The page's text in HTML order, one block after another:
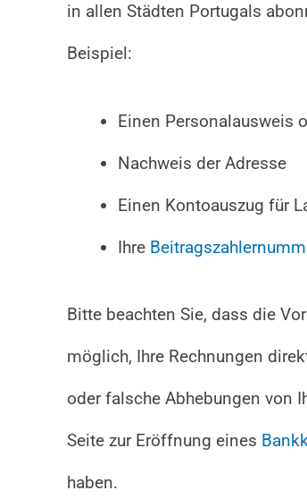
in allen Städten Portugals
Beispiel:
Einen Personalausweis
Nachweis der Adresse
Einen Kontoauszug für
Ihre
Bitte beachten Sie, dass die
möglich, Ihre Rechnungen
oder falsche Abhebungen von
Seite zur Eröffnung eines
haben.